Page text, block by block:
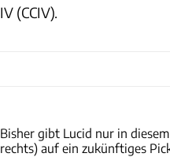
IV (CCIV).
Bisher gibt Lucid nur in
rechts) auf ein zukünftiges